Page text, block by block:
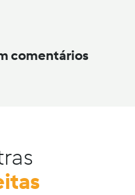
comentários